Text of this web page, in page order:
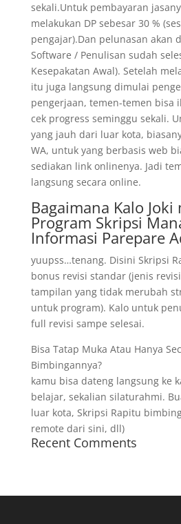
sekali.Untuk pembayaran
melakukan DP sebesar 30 %
pengajar).Dan pelunasan akan
Software / Penulisan sudah
Kesepakatan Awal). Setelah
itu juga langsung dimulai
pengerjaan, temen-temen bisa
cek progress seminggu sekali.
yang jauh dari luar kota,
WA, untuk yang berbasis web
sediakan link onlinenya. Jadi
langsung secara online.
Bagaimana Kalo
Program Skripsi
Informasi Parepare
yuupss…tenang. Disini Skripsi
bonus revisi standar (jenis
tampilan yang tidak merubah
untuk program). Kalo untuk
full revisi sampe selesai.
Bisa Tatap Muka Atau Hanya
Bimbingannya?
kamu bisa dateng langsung ke
belajar, sekalian silaturahmi.
luar kota, Skripsi Rapitu
remote dari sini, dll)
Recent Comments